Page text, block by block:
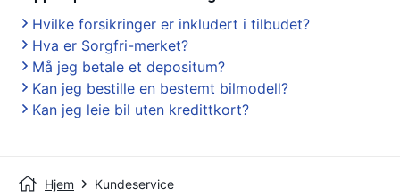
Hvilke forsikringer er inkludert i tilbudet?
Hva er Sorgfri-merket?
Må jeg betale et depositum?
Kan jeg bestille en bestemt bilmodell?
Kan jeg leie bil uten kredittkort?
Hjem Kundeservice